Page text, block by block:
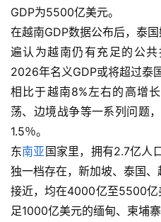
GDP为5500亿美元。
在越南GDP数据公布后，泰
遍认为越南仍有充足的公共
2026年名义GDP或将超过泰国
相比于越南8%左右的高增
荡、边境战争等一系列问题
1.5％。
东南亚国家里，拥有2.7亿人
独一档存在，新加坡、泰国
接近，均在4000亿至5500亿
足1000亿美元的缅甸、柬埔寨